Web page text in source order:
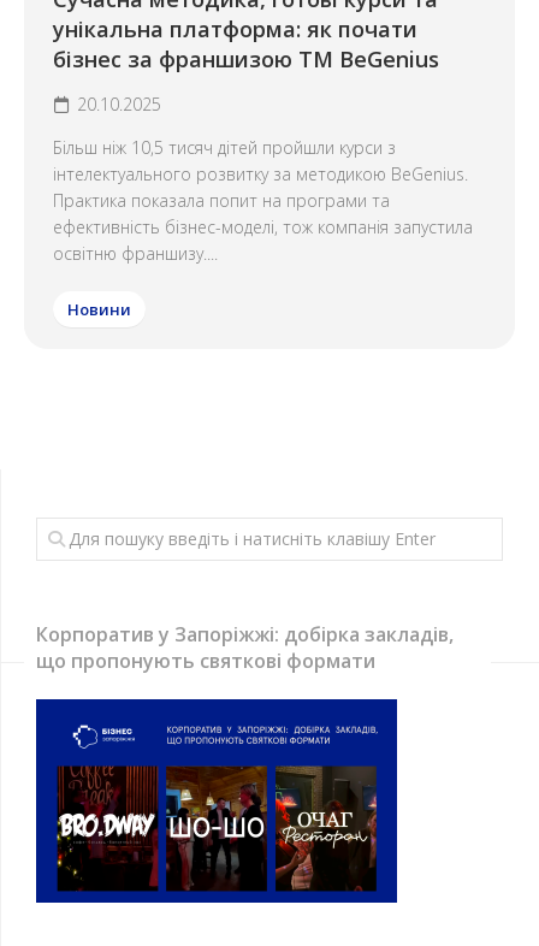
унікальна платформа: як почати
бізнес за франшизою ТМ BeGenius
20.10.2025
Більш ніж 10,5 тисяч дітей пройшли курси з
інтелектуального розвитку за методикою BeGenius.
Практика показала попит на програми та
ефективність бізнес-моделі, тож компанія запустила
освітню франшизу....
Новини
Корпоратив у Запоріжжі: добірка закладів,
що пропонують святкові формати